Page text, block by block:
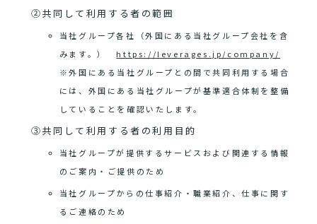
②共同して利用する者の範囲
当社グループ各社（外国にある当社グループ会社を含
みます。） https://leverages.jp/company/
※外国にある当社グループとの間で共同利用する場合
には、外国にある当社グループが基準適合体制を整備
していることを確認いたします。
③共同して利用する者の利用目的
当社グループが提供するサービスおよび関連する情報
のご案内・ご提供のため
当社グループからの仕事紹介・職業紹介、仕事に関す
るご連絡のため